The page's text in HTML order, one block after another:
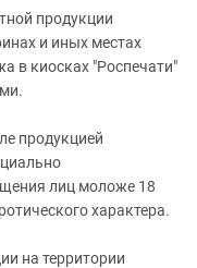
продукции
и иных местах
в киосках "Роспечати"
продукцией
лиц моложе 18
характера.
на территории